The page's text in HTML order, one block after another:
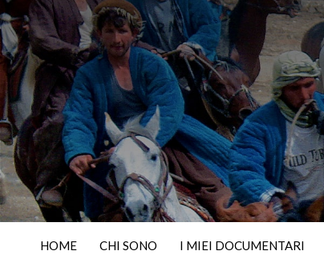
HOME CHI SONO I MIEI DOCUMENTARI